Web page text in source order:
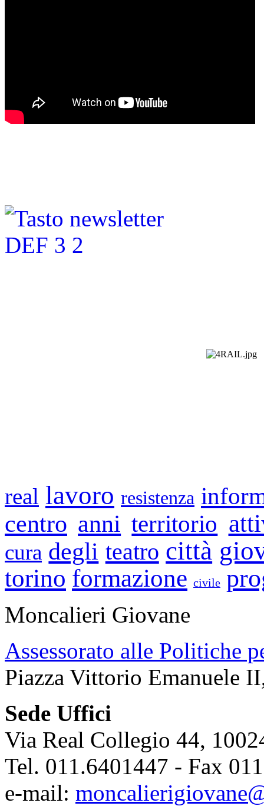
real lavoro resistenza
centro anni territorio
cura degli teatro città
torino formazione civile
Moncalieri Giovane
Assessorato alle Politiche
Piazza Vittorio Emanuele
Sede Uffici
Via Real Collegio 44,
Tel. 011.6401447 - Fax
e-mail: